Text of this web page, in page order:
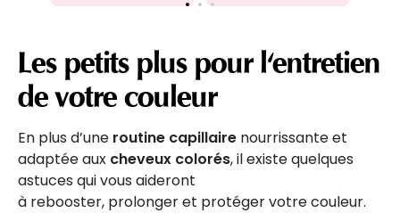
Les petits plus pour l'entretien
de votre couleur
En plus d’une routine capillaire nourrissante et
adaptée aux cheveux colorés, il existe quelques
astuces qui vous aideront
à rebooster, prolonger et protéger votre couleur.